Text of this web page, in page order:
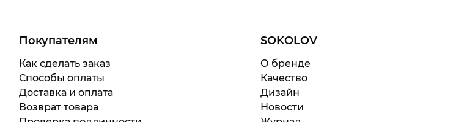
Покупателям
Как сделать заказ
Способы оплаты
Доставка и оплата
Возврат товара
SOKOLOV
О бренде
Качество
Дизайн
Новости